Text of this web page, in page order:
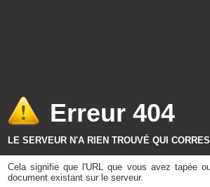
Erreur 404
LE SERVEUR N'A RIEN TROUVÉ QUI
Cela signifie que l'URL que vous avez tapée
document existant sur le serveur.